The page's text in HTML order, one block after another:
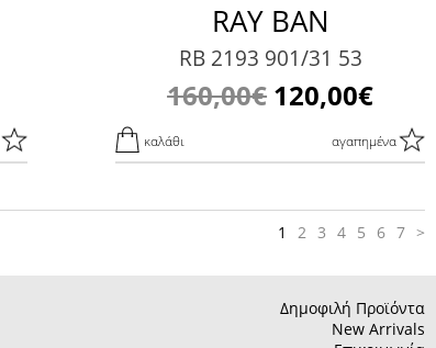
RAY BAN
RΒ 2193 901/31 53
160,00€ 120,00€
καλάθι αγαπημένα
1 2 3 4 5 6 7 >
Δημοφιλή Προϊόντα
New Arrivals